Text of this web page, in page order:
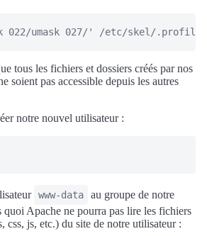
tous les fichiers et dossiers créés par nos
soient pas accessible depuis les autres
notre nouvel utilisateur :
www-data
au groupe de notre
quoi Apache ne pourra pas lire les fichiers
css, js, etc.) du site de notre utilisateur :